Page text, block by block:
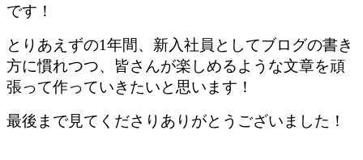
です！
とりあえずの1年間、新入社員としてブログの書き
方に慣れつつ、皆さんが楽しめるような文章を頑
張って作っていきたいと思います！
最後まで見てくださりありがとうございました！